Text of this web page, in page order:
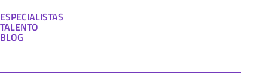
ESPECIALISTAS
TALENTO
BLOG